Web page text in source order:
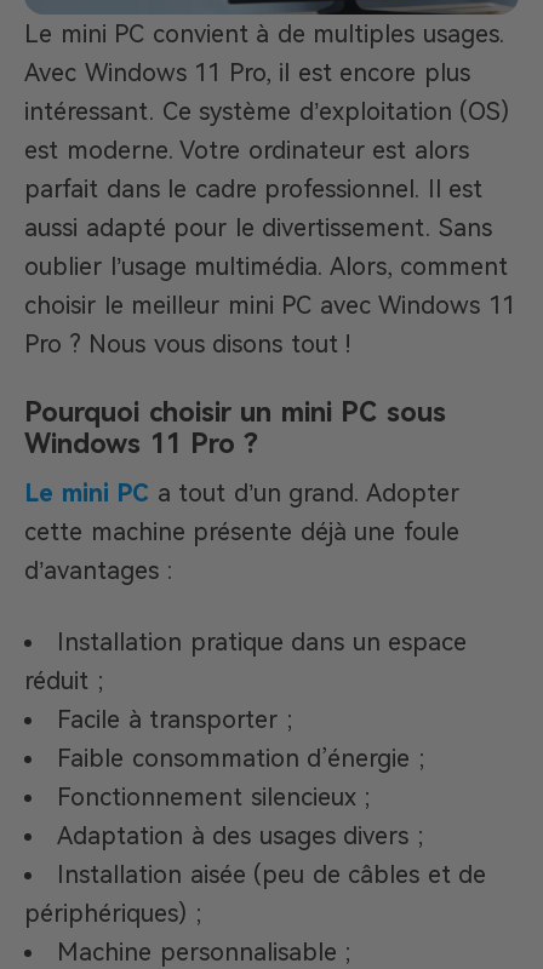
Le mini PC convient à de multiples usages.
Avec Windows 11 Pro, il est encore plus
intéressant. Ce système d’exploitation (OS)
est moderne. Votre ordinateur est alors
parfait dans le cadre professionnel. Il est
aussi adapté pour le divertissement. Sans
oublier l’usage multimédia. Alors, comment
choisir le meilleur mini PC avec Windows 11
Pro ? Nous vous disons tout !
Pourquoi choisir un mini PC sous
Windows 11 Pro ?
Le mini PC a tout d’un grand. Adopter
cette machine présente déjà une foule
d’avantages :
Installation pratique dans un espace
réduit ;
Facile à transporter ;
Faible consommation d’énergie ;
Fonctionnement silencieux ;
Adaptation à des usages divers ;
Installation aisée (peu de câbles et de
périphériques) ;
Machine personnalisable ;